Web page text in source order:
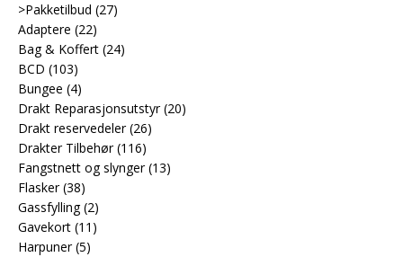
>Pakketilbud (27)
Adaptere (22)
Bag & Koffert (24)
BCD (103)
Bungee (4)
Drakt Reparasjonsutstyr (20)
Drakt reservedeler (26)
Drakter Tilbehør (116)
Fangstnett og slynger (13)
Flasker (38)
Gassfylling (2)
Gavekort (11)
Harpuner (5)